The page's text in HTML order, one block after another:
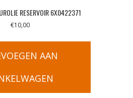
RESERVOIR 6X0422371
€10,00
AAN